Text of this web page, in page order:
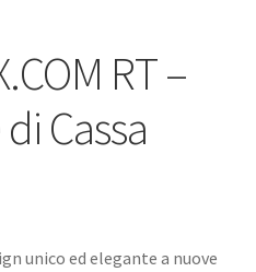
RT –
Cassa
unico ed elegante a nuove